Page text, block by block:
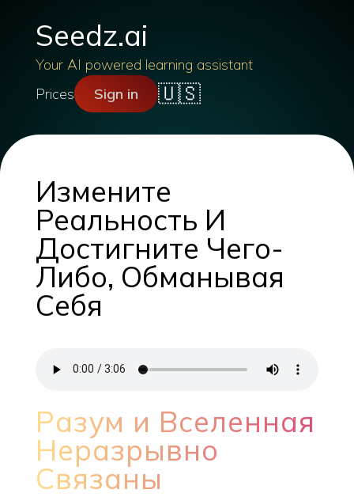
Seedz.ai
Your AI powered learning assistant
Prices
Sign in 🇺🇸
Измените
Реальность И
Достигните Чего-
Либо, Обманывая
Себя
Разум и Вселенная
Неразрывно
Связаны